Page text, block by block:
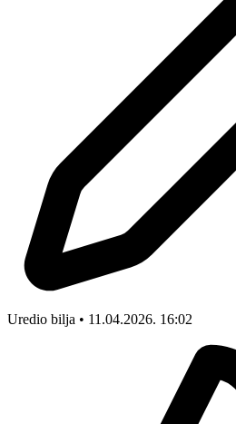
Uredio bilja • 11.04.2026. 16:02